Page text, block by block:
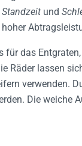
Standzeit und
für das
Räder lassen
verwenden.
Die weiche